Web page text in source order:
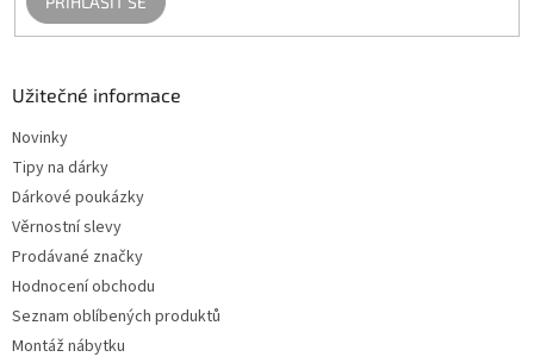
Užitečné informace
Novinky
Tipy na dárky
Dárkové poukázky
Věrnostní slevy
Prodávané značky
Hodnocení obchodu
Seznam oblíbených produktů
Montáž nábytku